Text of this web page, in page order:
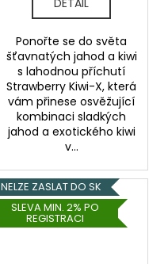
DETAIL
Ponořte se do světa
šťavnatých jahod a kiwi
s lahodnou příchutí
Strawberry Kiwi-X, která
vám přinese osvěžující
kombinaci sladkých
jahod a exotického kiwi
v...
NELZE ZASLAT DO SK
SLEVA MIN. 2% PO
REGISTRACI